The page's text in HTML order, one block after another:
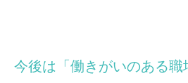
今後は「働きがいのある職